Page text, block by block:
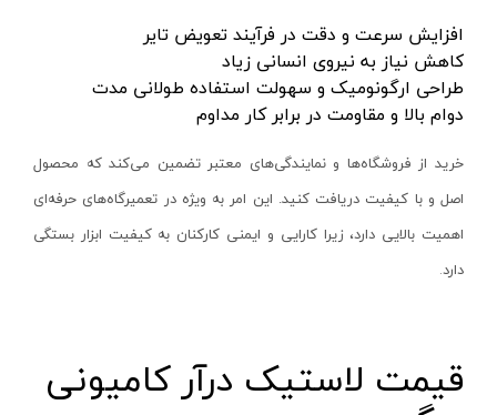
جک بطری بادی بیگ رد
جک بالابر چهار ستون بیگ رد
دریل شارژی
پیچ گوشتی شارژی
مینی فرز شارژی
بکس شارژی
فارسی بر شارژی
رونیکس - Ronix
ماکیتا - Makita
متابو - Metabo
میلواکی - Milwaukee
نک - NEK
هیوندای - Hyundai
تاپ گاردن - Top Garden
قرمز
کرم
زرد
سرمه ای
نقره ای
یشمی-مشکی
1264
حذف فیلتر
افزایش سرعت و دقت در فرآیند تعویض تایر
کاهش نیاز به نیروی انسانی زیاد
طراحی ارگونومیک و سهولت استفاده طولانی مدت
دوام بالا و مقاومت در برابر کار مداوم
خرید از فروشگاه‌ها و نمایندگی‌های معتبر تضمین می‌کند که محصول
اصل و با کیفیت دریافت کنید. این امر به ویژه در تعمیرگاه‌های حرفه‌ای
اهمیت بالایی دارد، زیرا کارایی و ایمنی کارکنان به کیفیت ابزار بستگی
دارد.
قیمت لاستیک درآر کامیونی